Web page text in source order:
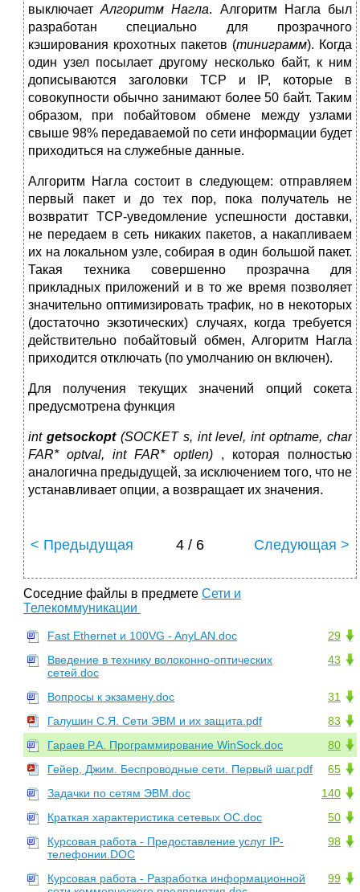
выключаетАлгоритм Нагла. Алгоритм Нагла был
разработан специально для прозрачного
кэширования крохотных пакетов (тиниграмм). Когда
один узел посылает другому несколько байт, к ним
дописываются заголовки TCP и IP, которые в
совокупности обычно занимают более 50 байт. Таким
образом, при побайтовом обмене между узлами
свыше 98% передаваемой по сети информации будет
приходиться на служебные данные.
Алгоритм Нагла состоит в следующем: отправляем
первый пакет и до тех пор, пока получатель не
возвратит TCP-уведомление успешности доставки,
не передаем в сеть никаких пакетов, а накапливаем
их на локальном узле, собирая в один большой пакет.
Такая техника совершенно прозрачна для
прикладных приложений и в то же время позволяет
значительно оптимизировать трафик, но в некоторых
(достаточно экзотических) случаях, когда требуется
действительно побайтовый обмен, Алгоритм Нагла
приходится отключать (по умолчанию он включен).
Для получения текущих значений опций сокета
предусмотрена функция
int getsockopt(SOCKET s, int level, int optname, char
FAR* optval, int FAR* optlen), которая полностью
аналогична предыдущей, за исключением того, что не
устанавливает опции, а возвращает их значения.
< Предыдущая 4 / 6 Следующая >
Соседние файлы в предмете Сети и
Телекоммуникации
29
Fast Ethernet и 100VG - AnyLAN.doc
43
Введение в технику волоконно-оптических
сетей.doc
31
Вопросы к экзамену.doc
83
Галушин С.Я. Сети ЭВМ и их защита.pdf
80
Гараев Р.А. Программирование WinSock.doc
65
Гейер, Джим. Беспроводные сети. Первый шаг.pdf
140
Задачки по сетям ЭВМ.doc
50
Краткая характеристика сетевых ОС.doc
98
Курсовая работа - Предоставление услуг IP-
телефонии.DOC
99
Курсовая работа - Разработка информационной